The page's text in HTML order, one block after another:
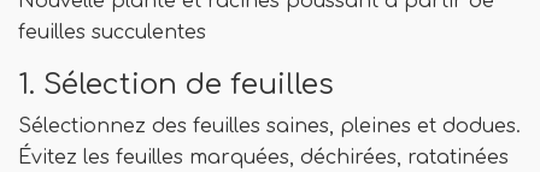
feuilles succulentes
1. Sélection de feuilles
Sélectionnez des feuilles saines, pleines et dodues.
Évitez les feuilles marquées, déchirées, ratatinées